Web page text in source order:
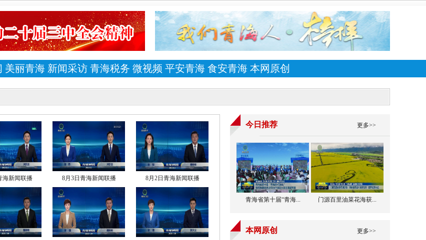
美丽青海 新闻采访 青海税务 微视频 平安青海 食安青海 本网原创
海新闻联播 8月3日青海新闻联播 8月2日青海新闻联播